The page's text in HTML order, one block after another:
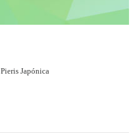
Pieris Japónica